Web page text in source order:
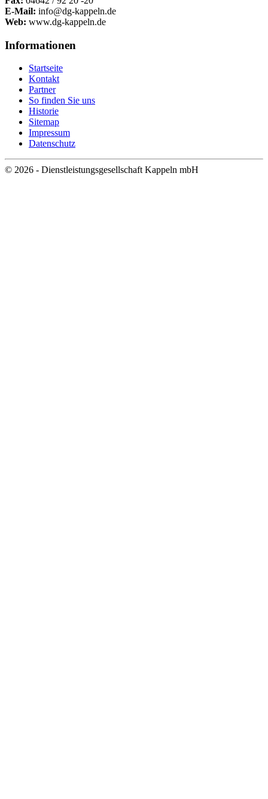
E-Mail: info@dg-kappeln.de
Web: www.dg-kappeln.de
Informationen
Startseite
Kontakt
Partner
So finden Sie uns
Historie
Sitemap
Impressum
Datenschutz
© 2026 - Dienstleistungsgesellschaft Kappeln mbH